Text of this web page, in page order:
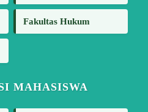
Fakultas Hukum
MAHASISWA